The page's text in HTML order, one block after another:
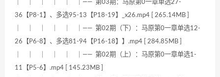
｜ ｜ ｜ ｜ ｜ ｜—— 第03期：马原第0一章单选27-
36【P8-1】、多选95-13【P18-19】_x26.mp4 [ 265.14MB ]
｜ ｜ ｜ ｜ ｜ ｜—— 第02期（下）：马原第0一章单选12-
26【P6-8】、多选81-94【P16-18】】.mp4 [ 284.85MB ]
｜ ｜ ｜ ｜ ｜ ｜—— 第02期（上）：马原第0一章单选1-
11【P5-6】.mp4 [ 145.23MB ]